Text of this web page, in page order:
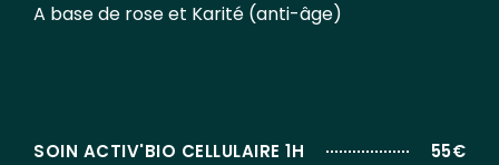
A base de rose et Karité (anti-âge)
SOIN ACTIV'BIO CELLULAIRE 1H 55€